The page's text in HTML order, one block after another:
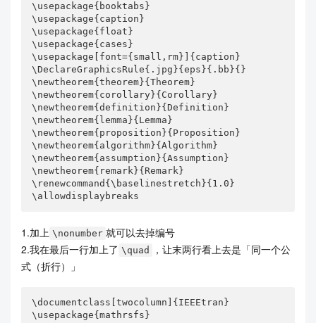
\end{document}
最后两行其实是同一个公式，想要去掉 1f .
\usepackage{booktabs}
\usepackage{caption}
\usepackage{float}
\usepackage{cases}
\usepackage[font={small,rm}]{caption}
\DeclareGraphicsRule{.jpg}{eps}{.bb}{}
\newtheorem{theorem}{Theorem}
\newtheorem{corollary}{Corollary}
\newtheorem{definition}{Definition}
\newtheorem{lemma}{Lemma}
\newtheorem{proposition}{Proposition}
\newtheorem{algorithm}{Algorithm}
\newtheorem{assumption}{Assumption}
\newtheorem{remark}{Remark}
\renewcommand{\baselinestretch}{1.0}
\allowdisplaybreaks
1.加上 \nonumber 就可以去掉编号
2.我在最后一行加上了 \quad
，让末两行看上去是「同一个公
式（折行）」
\documentclass[twocolumn]{IEEEtran}
\usepackage{mathrsfs}